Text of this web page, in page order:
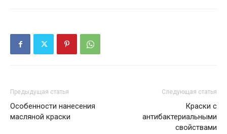
Предыдущая статья
Особенности нанесения
масляной краски
Следующая статья
Краски с
антибактериальными
свойствами